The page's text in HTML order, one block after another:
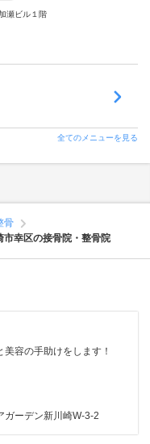
瀬ビル１階
全てのメニューを見る
骨
市幸区の接骨院・整骨院
容の手助けをします！
ガーデン新川崎W-3-2